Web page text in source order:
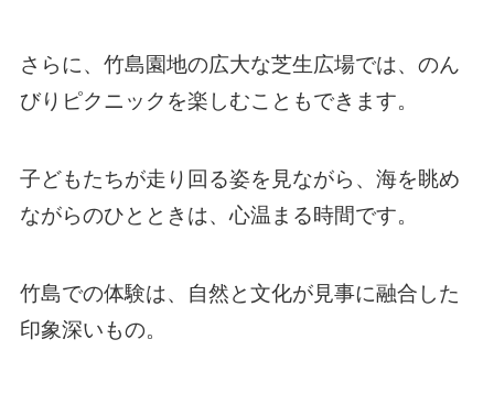
さらに、竹島園地の広大な芝生広場では、のん
びりピクニックを楽しむこともできます。
子どもたちが走り回る姿を見ながら、海を眺め
ながらのひとときは、心温まる時間です。
竹島での体験は、自然と文化が見事に融合した
印象深いもの。